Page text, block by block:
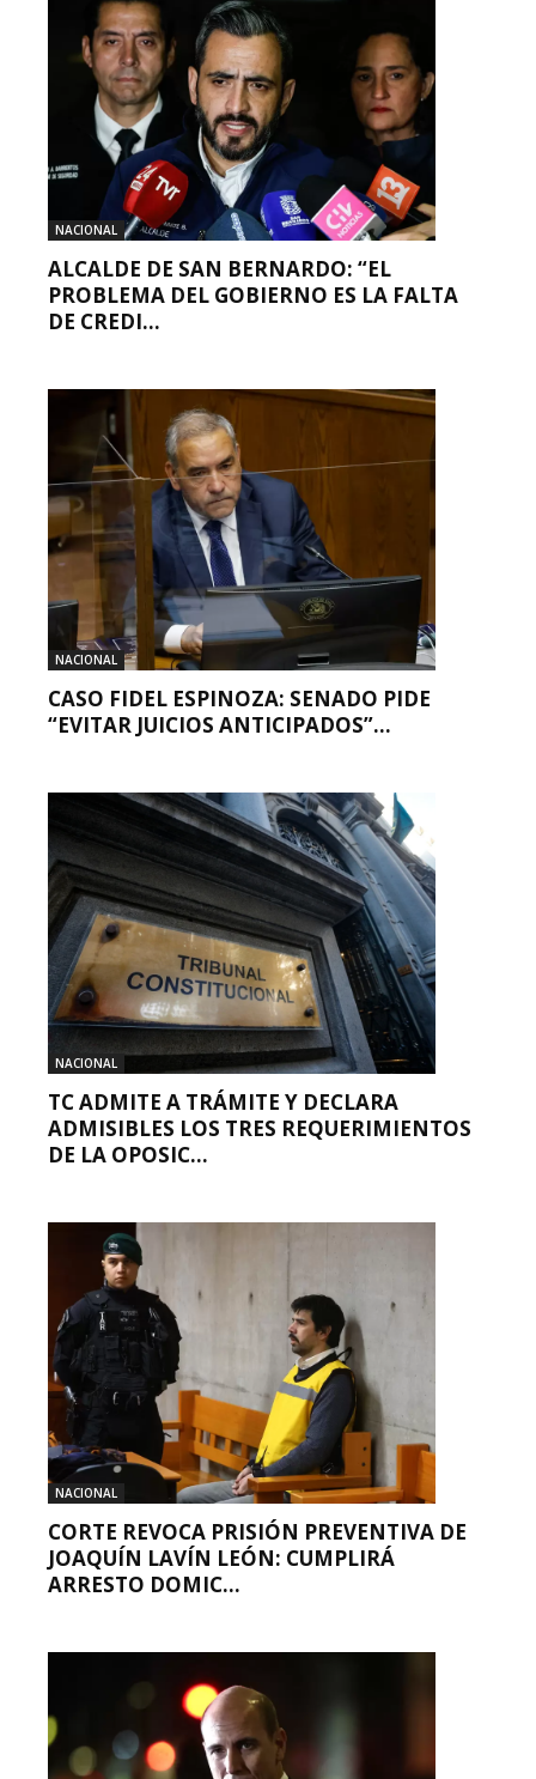
NACIONAL
ALCALDE DE SAN BERNARDO: “EL
PROBLEMA DEL GOBIERNO ES LA FALTA
DE CREDI...
NACIONAL
CASO FIDEL ESPINOZA: SENADO PIDE
“EVITAR JUICIOS ANTICIPADOS”...
NACIONAL
TC ADMITE A TRÁMITE Y DECLARA
ADMISIBLES LOS TRES REQUERIMIENTOS
DE LA OPOSIC...
NACIONAL
CORTE REVOCA PRISIÓN PREVENTIVA DE
JOAQUÍN LAVÍN LEÓN: CUMPLIRÁ
ARRESTO DOMIC...